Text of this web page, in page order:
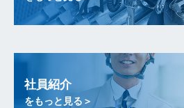
社員紹介
をもっと見る＞